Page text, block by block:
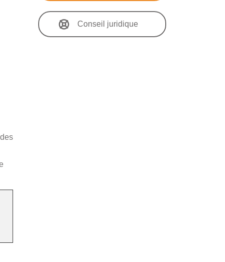
Conseil juridique